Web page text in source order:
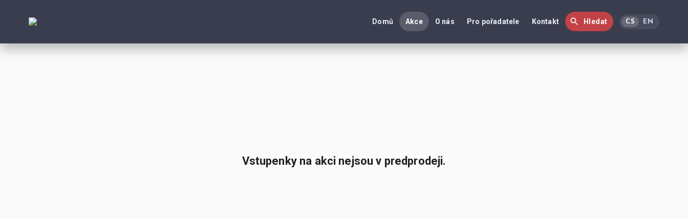
Domů Akce O nás Pro pořadatele Kontakt Hledat CS EN
Vstupenky na akci nejsou v predprodeji.